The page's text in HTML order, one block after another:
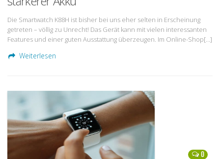
Die Smartwatch K88H ist bisher bei uns eher selten in Erscheinung
getreten – völlig zu Unrecht! Das Gerät kann mit vielen interessanten
Features und einer guten Ausstattung überzeugen. Im Online-Shop[…]
Weiterlesen
0